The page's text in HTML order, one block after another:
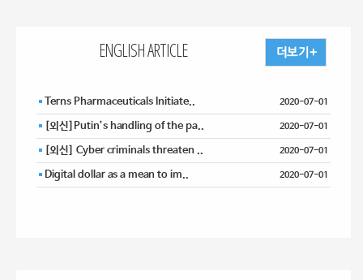
ENGLISH ARTICLE
Terns Pharmaceuticals Initiate.. 2020-07-01
[외신]Putin’s handling of the pa.. 2020-07-01
[외신] Cyber criminals threaten .. 2020-07-01
Digital dollar as a mean to im.. 2020-07-01